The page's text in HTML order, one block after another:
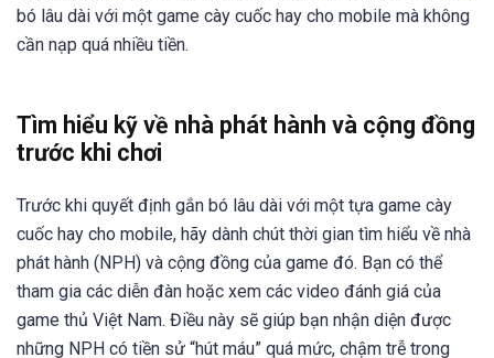
bó lâu dài với một game cày cuốc hay cho mobile mà không
cần nạp quá nhiều tiền.
Tìm hiểu kỹ về nhà phát hành và cộng đồng
trước khi chơi
Trước khi quyết định gắn bó lâu dài với một tựa game cày
cuốc hay cho mobile, hãy dành chút thời gian tìm hiểu về nhà
phát hành (NPH) và cộng đồng của game đó. Bạn có thể
tham gia các diễn đàn hoặc xem các video đánh giá của
game thủ Việt Nam. Điều này sẽ giúp bạn nhận diện được
những NPH có tiền sử “hút máu” quá mức, chậm trễ trong